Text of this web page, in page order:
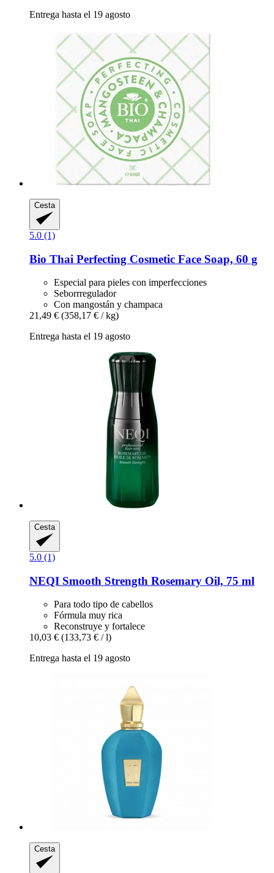
Entrega hasta el 19 agosto
Cesta
5.0 (1)
Bio Thai Perfecting Cosmetic Face Soap, 60 g
Especial para pieles con imperfecciones
Seborrregulador
Con mangostán y champaca
21,49 € (358,17 € / kg)
Entrega hasta el 19 agosto
Cesta
5.0 (1)
NEQI Smooth Strength Rosemary Oil, 75 ml
Para todo tipo de cabellos
Fórmula muy rica
Reconstruye y fortalece
10,03 € (133,73 € / l)
Entrega hasta el 19 agosto
Cesta